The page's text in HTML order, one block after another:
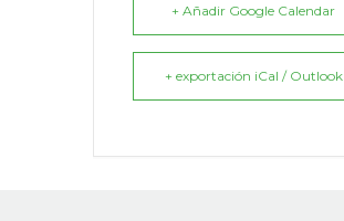
+ Añadir Google Calendar
+ exportación iCal / Outlook